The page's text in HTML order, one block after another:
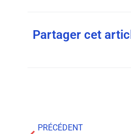
Partager cet
PRÉCÉDENT